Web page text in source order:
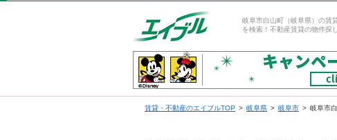
岐阜市白山町（岐阜県）の賃
を検索！不動産賃貸の物件探
賃貸・不動産のエイブルTOP 岐阜県 岐阜市 岐阜市